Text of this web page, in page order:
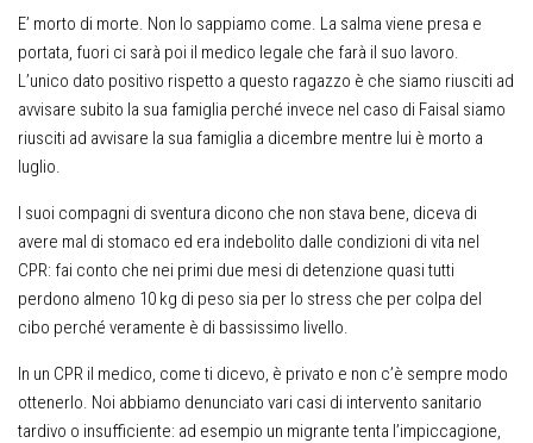
E’ morto di morte. Non lo sappiamo come. La salma viene presa e
portata, fuori ci sarà poi il medico legale che farà il suo lavoro.
L’unico dato positivo rispetto a questo ragazzo è che siamo riusciti ad
avvisare subito la sua famiglia perché invece nel caso di Faisal siamo
riusciti ad avvisare la sua famiglia a dicembre mentre lui è morto a
luglio.
I suoi compagni di sventura dicono che non stava bene, diceva di
avere mal di stomaco ed era indebolito dalle condizioni di vita nel
CPR: fai conto che nei primi due mesi di detenzione quasi tutti
perdono almeno 10 kg di peso sia per lo stress che per colpa del
cibo perché veramente è di bassissimo livello.
In un CPR il medico, come ti dicevo, è privato e non c’è sempre modo
ottenerlo. Noi abbiamo denunciato vari casi di intervento sanitario
tardivo o insufficiente: ad esempio un migrante tenta l’impiccagione,